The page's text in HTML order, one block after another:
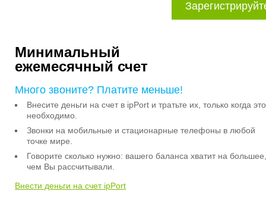
Минимальный
ежемесячный счет
Много звоните? Платите меньше!
Внесите деньги на счет в ipPort и тратьте их, только когда это
необходимо.
Звонки на мобильные и стационарные телефоны в любой
точке мире.
Говорите сколько нужно: вашего баланса хватит на большее,
чем Вы рассчитывали.
Внести деньги на счет ipPort